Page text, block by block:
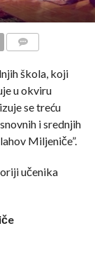
škola, koji
u okviru
se treću
i srednjih
Miljeniče”.
učenika